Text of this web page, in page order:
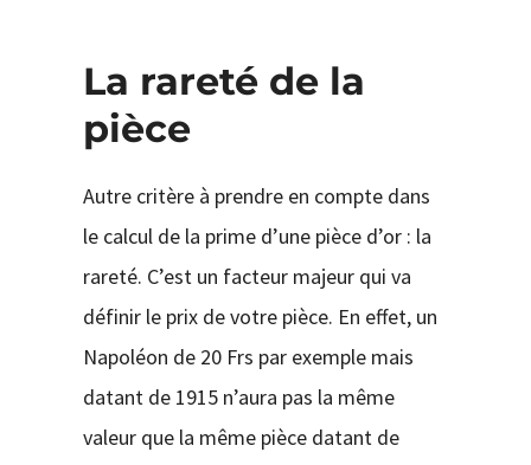
La rareté de la
pièce
Autre critère à prendre en compte dans
le calcul de la prime d’une pièce d’or : la
rareté. C’est un facteur majeur qui va
définir le prix de votre pièce. En effet, un
Napoléon de 20 Frs par exemple mais
datant de 1915 n’aura pas la même
valeur que la même pièce datant de